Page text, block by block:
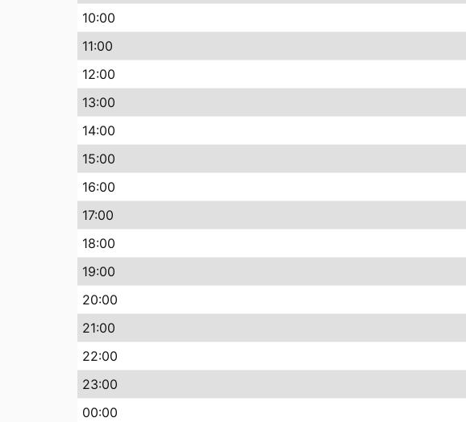
10:00
11:00
12:00
13:00
14:00
15:00
16:00
17:00
18:00
19:00
20:00
21:00
22:00
23:00
00:00